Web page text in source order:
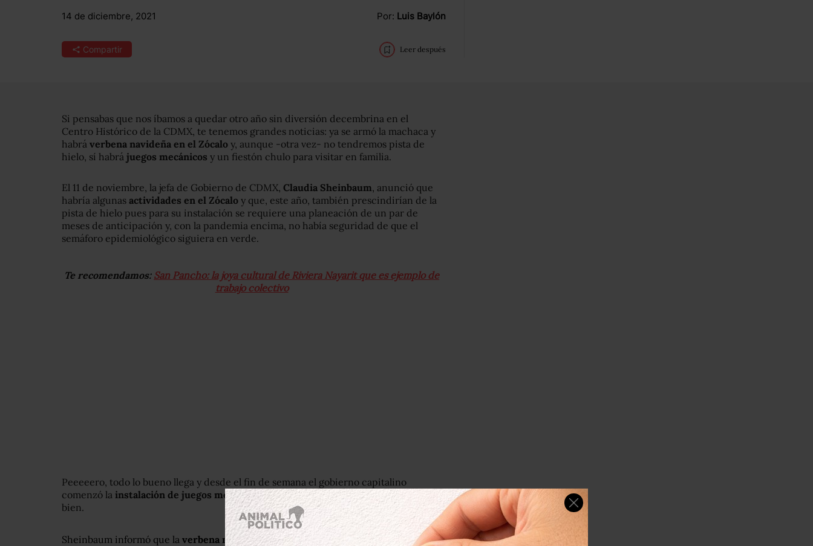
14 de diciembre, 2021 Por: Luis Baylón
Compartir Leer después
Si pensabas que nos íbamos a quedar otro año sin diversión decembrina en el
Centro Histórico de la CDMX, te tenemos grandes noticias: ya se armó la machaca y
habrá verbena navideña en el Zócalo y, aunque -otra vez- no tendremos pista de
hielo, sí habrá juegos mecánicos y un fiestón chulo para visitar en familia.
El 11 de noviembre, la jefa de Gobierno de CDMX, Claudia Sheinbaum, anunció que
habría algunas actividades en el Zócalo y que, este año, también prescindirían de la
pista de hielo pues para su instalación se requiere una planeación de un par de
meses de anticipación y, con la pandemia encima, no había seguridad de que el
semáforo epidemiológico siguiera en verde.
Te recomendamos: San Pancho: la joya cultural de Riviera Nayarit que es ejemplo de
trabajo colectivo
Peeeeero, todo lo bueno llega y desde el fin de semana el gobierno capitalino
comenzó la instalación de juegos mecánicosy otras cosillas para que la gente la pase
bien.
Sheinbaum informó que la verbena navideña del Zócalo iniciará el 16 de diciembre.